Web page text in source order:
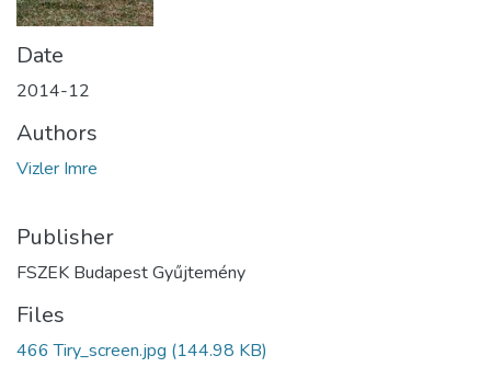
Date
2014-12
Authors
Vizler Imre
Publisher
FSZEK Budapest Gyűjtemény
Files
466 Tiry_screen.jpg (144.98 KB)